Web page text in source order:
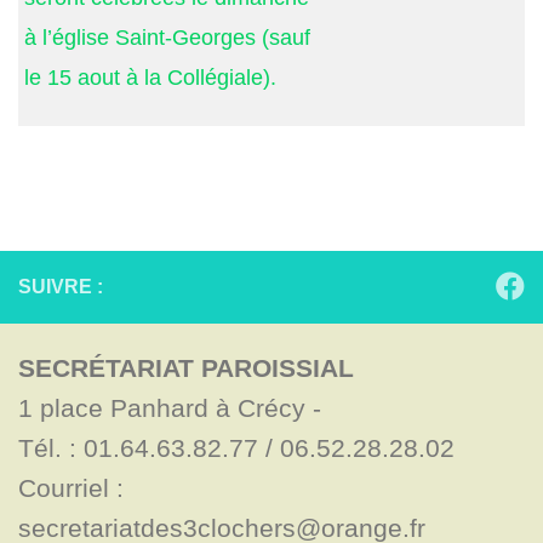
à l’église Saint-Georges (sauf
le 15 aout à la Collégiale).
SUIVRE :
SECRÉTARIAT PAROISSIAL
1 place Panhard à Crécy -
Tél. : 01.64.63.82.77 / 06.52.28.28.02
Courriel :
secretariatdes3clochers@orange.fr